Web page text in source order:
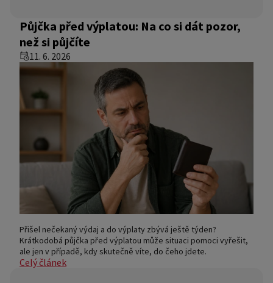
Půjčka před výplatou: Na co si dát pozor,
než si půjčíte
11. 6. 2026
Přišel nečekaný výdaj a do výplaty zbývá ještě týden?
Krátkodobá půjčka před výplatou může situaci pomoci vyřešit,
ale jen v případě, kdy skutečně víte, do čeho jdete.
Celý článek